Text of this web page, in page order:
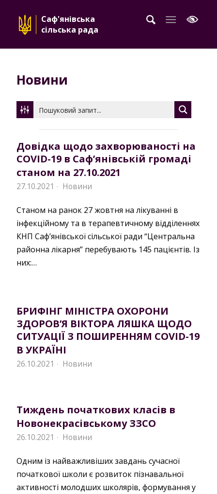
Саф'янівська
сільська рада
Новини
Довідка щодо захворюваності на
COVID-19 в Саф’янівській громаді
станом на 27.10.2021
27.10.2021 · Новини
Станом на ранок 27 жовтня на лікуванні в
інфекційному та в терапевтичному відділеннях
КНП Саф’янівської сільської ради “Центральна
районна лікарня” перебувають 145 пацієнтів. Із
них:…
БРИФІНГ МІНІСТРА ОХОРОНИ
ЗДОРОВ’Я ВІКТОРА ЛЯШКА ЩОДО
СИТУАЦІЇ З ПОШИРЕННЯМ COVID-19
В УКРАЇНІ
26.10.2021 · Новини
Тиждень початкових класів в
Новонекрасівському ЗЗСО
26.10.2021 · Новини
Одним із найважливіших завдань сучасної
початкової школи є розвиток пізнавальної
активності молодших школярів, формування у